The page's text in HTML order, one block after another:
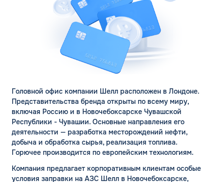
Головной офис компании Шелл расположен в Лондоне.
Представительства бренда открыты по всему миру,
включая Россию и в Новочебоксарске Чувашской
Республики - Чувашии. Основные направления его
деятельности — разработка месторождений нефти,
добыча и обработка сырья, реализация топлива.
Горючее производится по европейским технологиям.
Компания предлагает корпоративным клиентам особые
условия заправки на АЗС Шелл в Новочебоксарске,